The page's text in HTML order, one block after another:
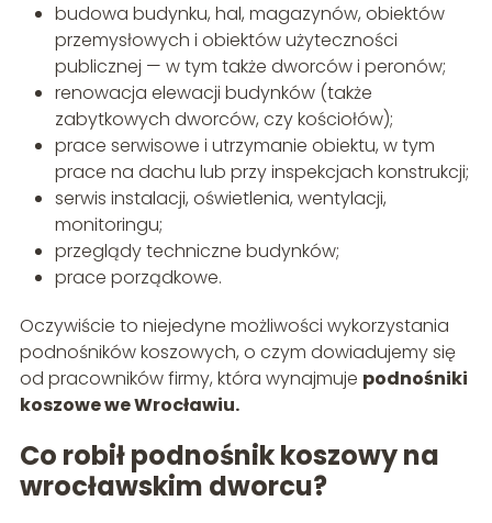
budowa budynku, hal, magazynów, obiektów
przemysłowych i obiektów użyteczności
publicznej — w tym także dworców i peronów;
renowacja elewacji budynków (także
zabytkowych dworców, czy kościołów);
prace serwisowe i utrzymanie obiektu, w tym
prace na dachu lub przy inspekcjach konstrukcji;
serwis instalacji, oświetlenia, wentylacji,
monitoringu;
przeglądy techniczne budynków;
prace porządkowe.
Oczywiście to niejedyne możliwości wykorzystania
podnośników koszowych, o czym dowiadujemy się
od pracowników firmy, która wynajmuje podnośniki
koszowe we Wrocławiu.
Co robił podnośnik koszowy na
wrocławskim dworcu?